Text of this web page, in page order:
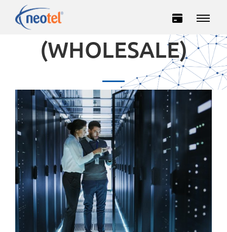
Private Business
INTERNET
TELEVISION
TELEPHONY
IP TRANZIT
(WHOLESALE)